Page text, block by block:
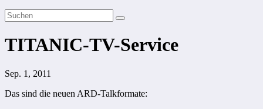
TITANIC-TV-Service
Sep. 1, 2011
Das sind die neuen ARD-Talkformate: